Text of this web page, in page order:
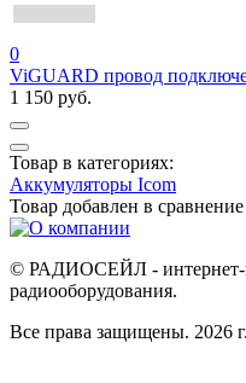
0
ViGUARD провод
1 150 руб.
Товар в категориях:
Аккумуляторы Icom
Товар добавлен в сравнение
© РАДИОСЕЙЛ - интернет-
радиооборудования.
Все права защищены. 2026 г.